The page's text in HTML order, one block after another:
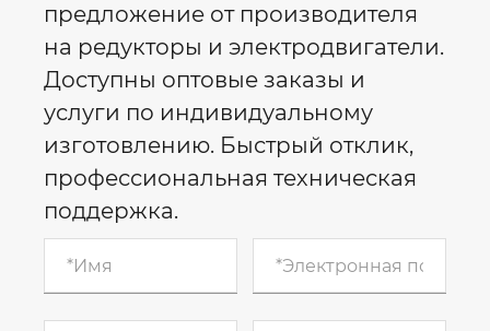
предложение от производителя
на редукторы и электродвигатели.
Доступны оптовые заказы и
услуги по индивидуальному
изготовлению. Быстрый отклик,
профессиональная техническая
поддержка.